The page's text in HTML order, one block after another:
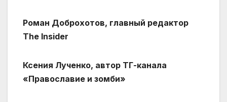
Роман Доброхотов, главный редактор
The Insider
Ксения Лученко, автор ТГ-канала
«Православие и зомби»